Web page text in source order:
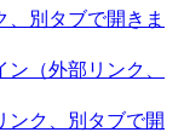
、別タブで開きま
ン （外部リンク、
ンク、別タブで開